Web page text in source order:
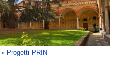
» Progetti PRIN